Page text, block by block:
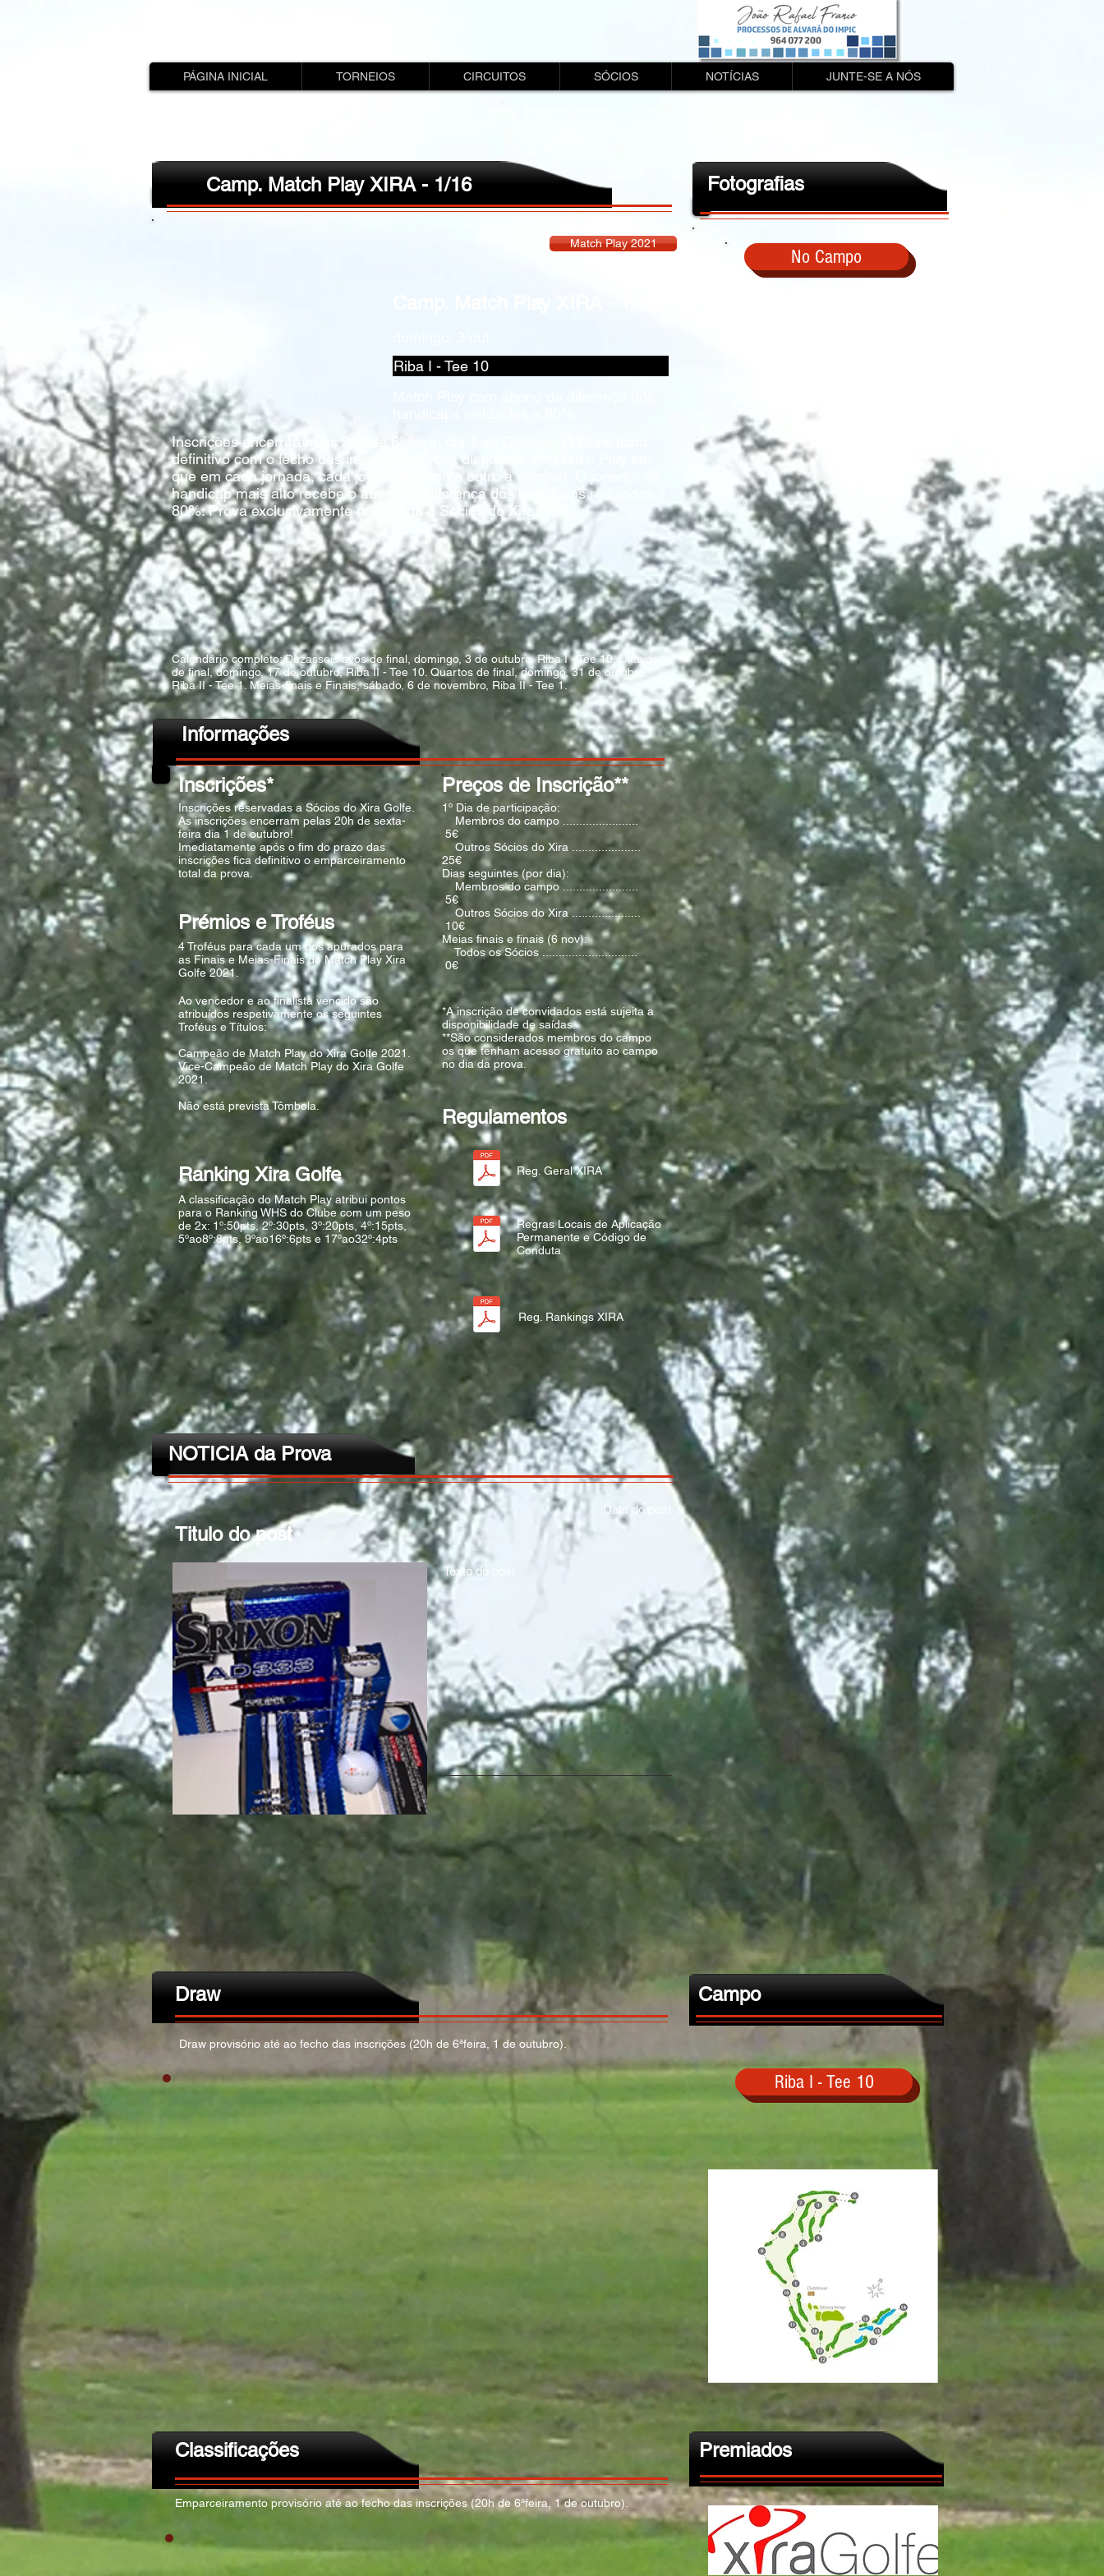
PÁGINA INICIAL TORNEIOS CIRCUITOS SÓCIOS NOTÍCIAS JUNTE-SE A NÓS
Match Play 2021
Riba I - Tee 10
Inscrições encerraram às 20h de 6ª feira, dia 1 de Outubro. O Draw ficou
definitivo com o fecho das inscrições. Prova disputada em Match Play em
que em cada jornada, cada jogador defronta outro a eliminar. ​O jogador de
handicap mais alto recebe o abono da diferença dos handicaps reduzidos a
80%. ​Prova exclusivamente reservada a Sócios do Xira Golfe!
Calendário completo: Dezasseis avos de final, domingo, 3 de outubro, Riba I - Tee 10. Oitavos
de final, domingo, 17 de outubro, Riba II - Tee 10. Quartos de final, domingo, 31 de outubro,
Riba II - Tee 1. Meias-finais e Finais, sábado, 6 de novembro, Riba II - Tee 1.
Camp. Match Play XIRA - 1/16
Informações
Inscrições*
Inscrições reservadas a Sócios do Xira Golfe.
As inscrições encerram pelas 20h de sexta-
feira dia 1 de outubro!
Imediatamente após o fim do prazo das
inscrições fica definitivo o emparceiramento
total da prova.
Prémios e Troféus
4 Troféus para cada um dos apurados para
as Finais e Meias-Finais do Match Play Xira
Golfe 2021.
Ao vencedor e ao finalista vencido são
atribuídos respetivamente os seguintes
Troféus e Títulos:
Campeão de Match Play do Xira Golfe 2021.
Vice-Campeão de Match Play do Xira Golfe
2021.
Não está prevista Tômbola.
Ranking Xira Golfe
A classificação do Match Play atribui pontos
para o Ranking WHS do Clube com um peso
de 2x: 1º:50pts, 2º:30pts, 3º:20pts, 4º:15pts,
5ºao8º:8pts, 9ºao16º:6pts e 17ºao32º:4pts
Preços de Inscrição**
1º Dia de participação:
Membros do campo .......................
5€
Outros Sócios do Xira .....................
25€
Dias seguintes (por dia):
Membros do campo .......................
5€
Outros Sócios do Xira .....................
10€
Meias finais e finais (6 nov):
Todos os Sócios .............................
0€
*A inscrição de convidados está sujeita a
disponibilidade de saídas.
**São considerados membros do campo
os que tenham acesso gratuito ao campo
no dia da prova.
Regulamentos
Reg. Geral XIRA
Regras Locais de Aplicação
Permanente e Código de
Conduta
Reg. Rankings XIRA
NOTICIA da Prova
Data do post
Titulo do post
Texto do post
No Campo
Fotografias
Draw provisório até ao fecho das inscrições (20h de 6ªfeira, 1 de outubro).
Draw
Riba I - Tee 10
Campo
Emparceiramento provisório até ao fecho das inscrições (20h de 6ªfeira, 1 de outubro).
Classificações Premiados